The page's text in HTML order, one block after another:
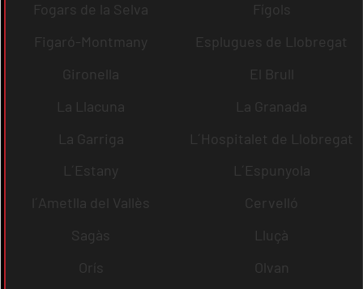
Fogars de la Selva
Fígols
Figaró-Montmany
Esplugues de Llobregat
Gironella
El Brull
La Llacuna
La Granada
La Garriga
L´Hospitalet de Llobregat
L´Estany
L´Espunyola
l´Ametlla del Vallès
Cervelló
Sagàs
Lluçà
Orís
Olvan